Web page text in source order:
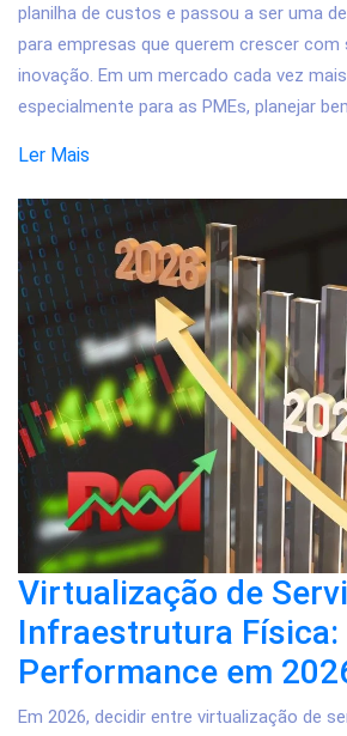
planilha de custos e passou a ser uma
para empresas que querem crescer com
inovação. Em um mercado cada vez
especialmente para as PMEs, planejar
Ler Mais
Virtualização de
Infraestrutura Física:
Performance em
Em 2026, decidir entre virtualização de